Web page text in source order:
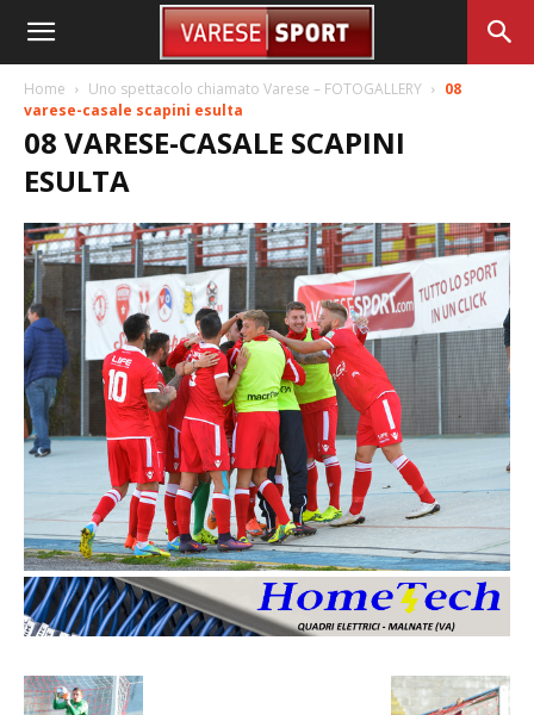
Home Uno spettacolo chiamato Varese – FOTOGALLERY
08
varese-casale scapini esulta
08 VARESE-CASALE SCAPINI
ESULTA